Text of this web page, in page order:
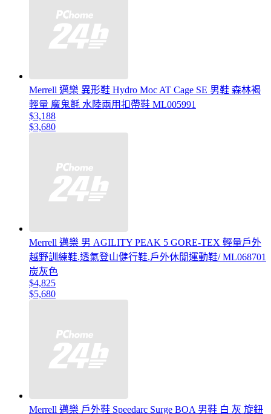
Merrell 邁樂 異形鞋 Hydro Moc AT Cage SE 男鞋 森林褐
輕量 魔鬼氈 水陸兩用扣帶鞋 ML005991
$3,188
$3,680
Merrell 邁樂 男 AGILITY PEAK 5 GORE-TEX 輕量戶外
越野訓練鞋.透氣登山健行鞋.戶外休閒運動鞋/ ML068701
炭灰色
$4,825
$5,680
Merrell 邁樂 戶外鞋 Speedarc Surge BOA 男鞋 白 灰 旋鈕